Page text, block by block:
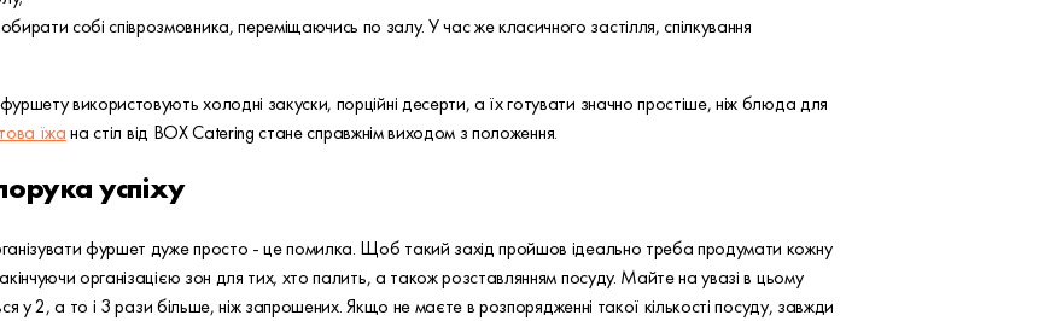
собі співрозмовника, переміщаючись по залу. У час же класичного застілля, спілкування
використовують холодні закуски, порційні десерти, а їх готувати значно простіше, ніж блюда для
їжа на стіл від BOX Catering стане справжнім виходом з положення.
успіху
фуршет дуже просто - це помилка. Щоб такий захід пройшов ідеально треба продумати кожну
організацією зон для тих, хто палить, а також розставлянням посуду. Майте на увазі в цьому
у 2, а то і 3 рази більше, ніж запрошених. Якщо не маєте в розпорядженні такої кількості посуду, завжди